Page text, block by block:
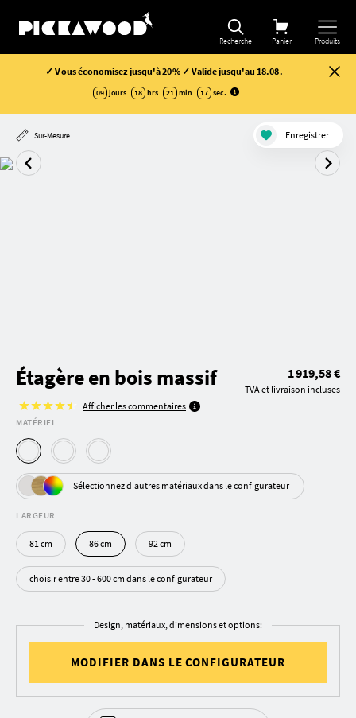
Recherche Panier Produits
✓ Vous économisez jusqu'à 20% ✓ Valide jusqu'au 18.08.
09 jours 18 hrs 21 min 16 sec.
Sur-Mesure Enregistrer
Étagère en bois massif
Afficher les commentaires
1 919,58 €
TVA et livraison incluses
MATÉRIEL
Sélectionnez d'autres matériaux dans le configurateur
LARGEUR
81 cm 86 cm 92 cm
choisir entre 30 - 600 cm dans le configurateur
Design, matériaux, dimensions et options:
MODIFIER DANS LE CONFIGURATEUR